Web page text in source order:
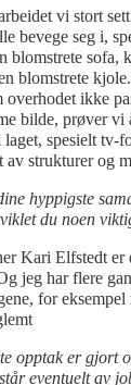
vi stort
bevege seg i,
blomstrete sofa,
blomstrete
overhodet ikke
bilde, prøver vi
laget, spesielt tv-
av strukturer og
hyppigste
du noen
Kari Elfstedt er
jeg har flere
for eksempel
opptak er gjort
eventuelt av